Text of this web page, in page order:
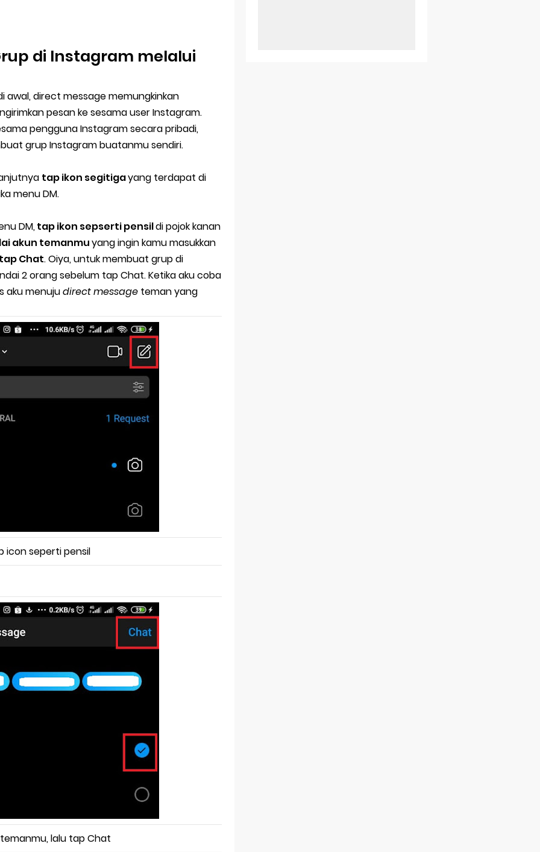
di Instagram melalui
awal, direct message memungkinkan
pesan ke sesama user Instagram.
pengguna Instagram secara pribadi,
grup Instagram buatanmu sendiri.
tap ikon segitigayang terdapat di
menu DM.
DM,tap ikon sepserti pensildi pojok kanan
akun temanmuyang ingin kamu masukkan
Chat. Oiya, untuk membuat grup di
2 orang sebelum tap Chat. Ketika aku coba
aku menujudirect message teman yang
icon seperti pensil
lalu tap Chat